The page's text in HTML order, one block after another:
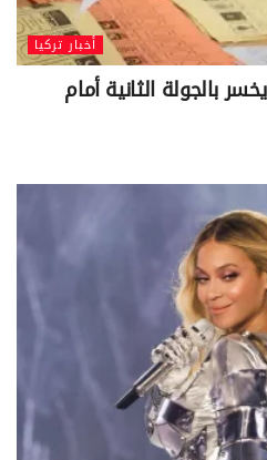
أخبار تركيا
بالجولة الثانية أمام